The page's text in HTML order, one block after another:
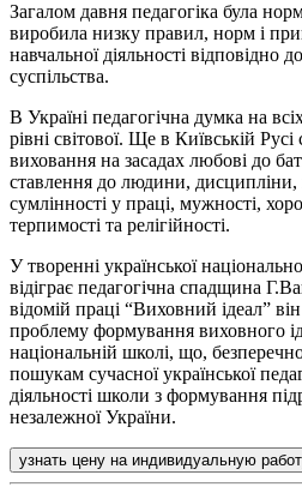
Загалом давня педагогіка була
виробила низку правил, норм і
навчальної діяльності відповідно
суспільства.
В Україні педагогічна думка на
рівні світової. Ще в Київській
виховання на засадах любові до
ставлення до людини,
сумлінності у праці, мужності,
терпимості та релігійності.
У творенні української
відіграє педагогічна спадщина
відомій праці “Виховний ідеал”
проблему формування виховного
національній школі, що,
пошукам сучасної української
діяльності школи з формування
незалежної України.
узнать цену на индивидуальную